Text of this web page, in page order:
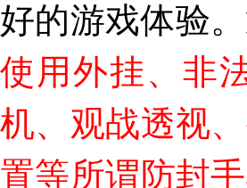
好的游戏体验
使用外挂、非
机、观战透视
置等所谓防封